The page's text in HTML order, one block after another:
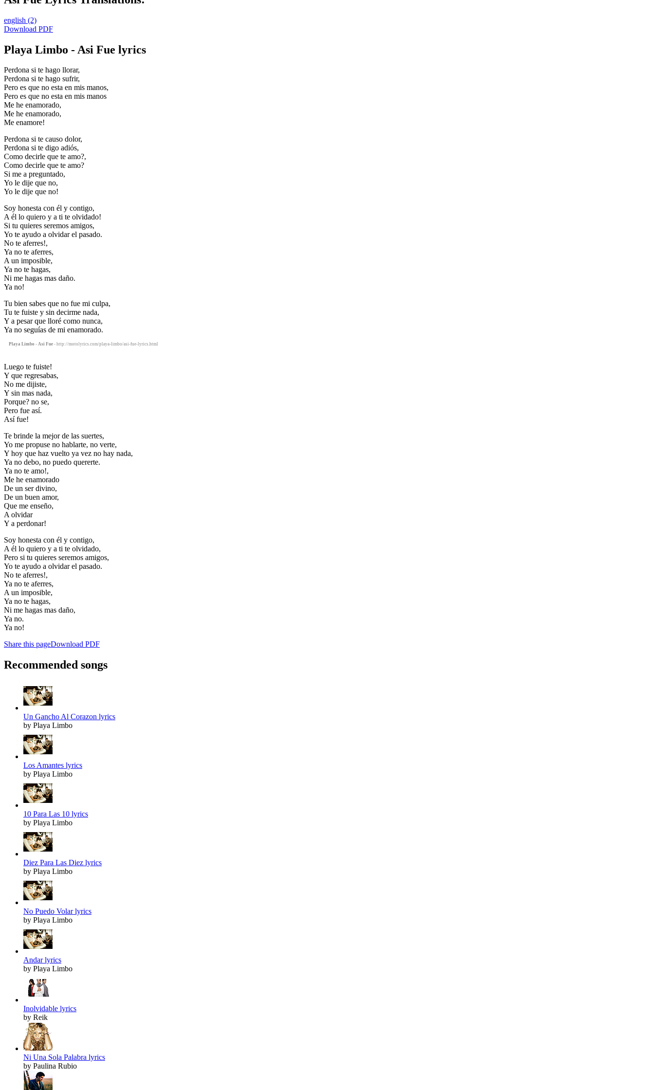
english (2)
Download PDF
Playa Limbo - Asi Fue lyrics
Perdona si te hago llorar,
Perdona si te hago sufrir,
Pero es que no esta en mis manos,
Pero es que no esta en mis manos
Me he enamorado,
Me he enamorado,
Me enamore!
Perdona si te causo dolor,
Perdona si te digo adiós,
Como decirle que te amo?,
Como decirle que te amo?
Si me a preguntado,
Yo le dije que no,
Yo le dije que no!
Soy honesta con él y contigo,
A él lo quiero y a ti te olvidado!
Si tu quieres seremos amigos,
Yo te ayudo a olvidar el pasado.
No te aferres!,
Ya no te aferres,
A un imposible,
Ya no te hagas,
Ni me hagas mas daño.
Ya no!
Tu bien sabes que no fue mi culpa,
Tu te fuiste y sin decirme nada,
Y a pesar que lloré como nunca,
Ya no seguías de mi enamorado.
Playa Limbo - Asi Fue - http://motolyrics.com/playa-limbo/asi-fue-lyrics.html
Luego te fuiste!
Y que regresabas,
No me dijiste,
Y sin mas nada,
Porque? no se,
Pero fue así.
Así fue!
Te brinde la mejor de las suertes,
Yo me propuse no hablarte, no verte,
Y hoy que haz vuelto ya vez no hay nada,
Ya no debo, no puedo quererte.
Ya no te amo!,
Me he enamorado
De un ser divino,
De un buen amor,
Que me enseño,
A olvidar
Y a perdonar!
Soy honesta con él y contigo,
A él lo quiero y a ti te olvidado,
Pero si tu quieres seremos amigos,
Yo te ayudo a olvidar el pasado.
No te aferres!,
Ya no te aferres,
A un imposible,
Ya no te hagas,
Ni me hagas mas daño,
Ya no.
Ya no!
Share this pageDownload PDF
Recommended songs
Un Gancho Al Corazon lyrics
by Playa Limbo
Los Amantes lyrics
by Playa Limbo
10 Para Las 10 lyrics
by Playa Limbo
Diez Para Las Diez lyrics
by Playa Limbo
No Puedo Volar lyrics
by Playa Limbo
Andar lyrics
by Playa Limbo
Inolvidable lyrics
by Reik
Ni Una Sola Palabra lyrics
by Paulina Rubio